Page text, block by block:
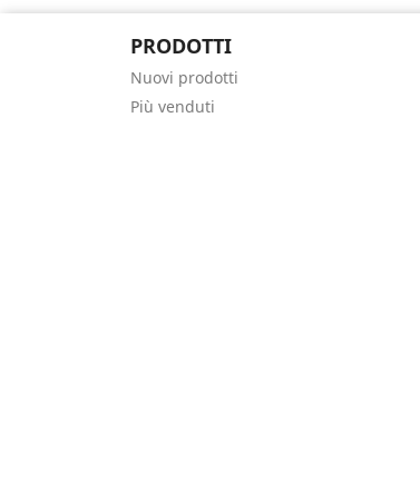
PRODOTTI
Nuovi prodotti
Più venduti